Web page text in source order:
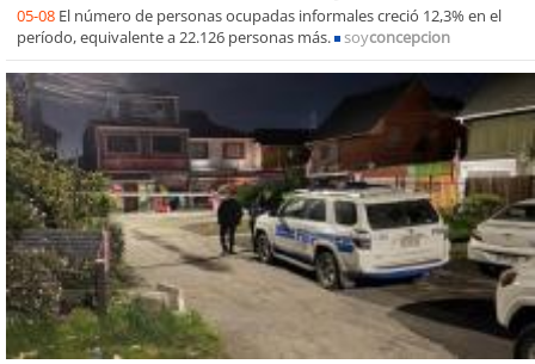
05-08 El número de personas ocupadas informales creció 12,3% en el
período, equivalente a 22.126 personas más.
soyconcepcion